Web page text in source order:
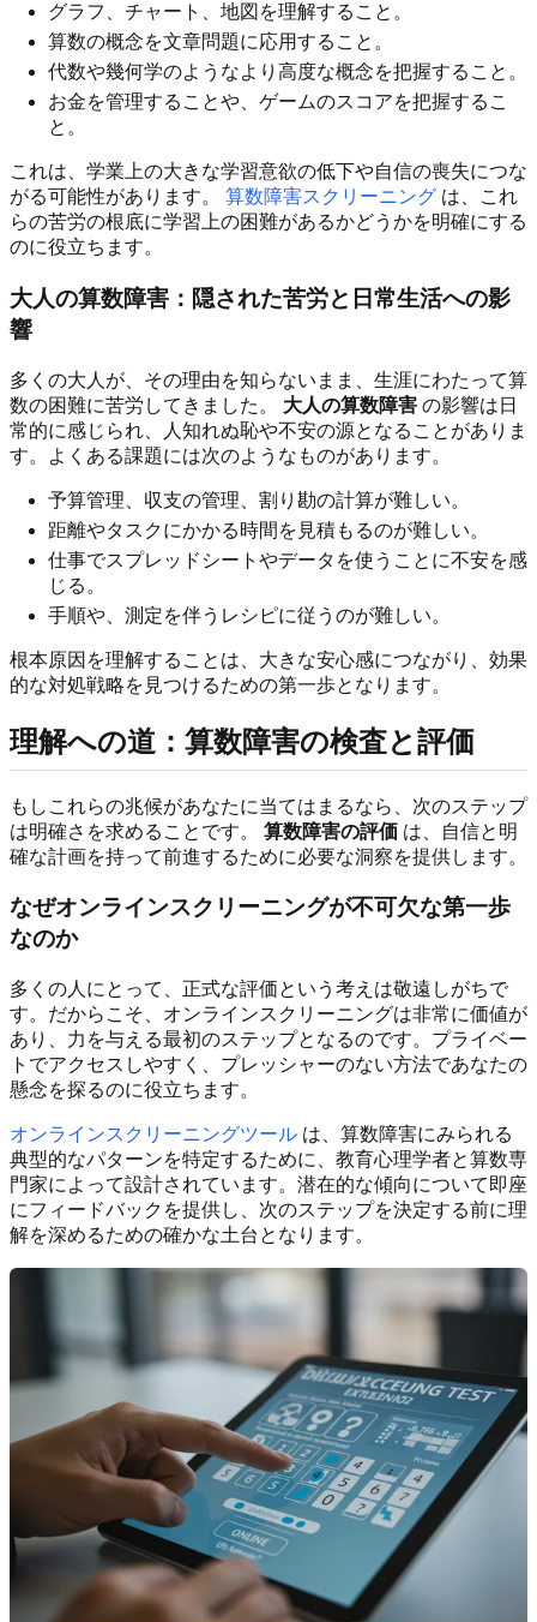
グラフ、チャート、地図を理解すること。
算数の概念を文章問題に応用すること。
代数や幾何学のようなより高度な概念を把握すること。
お金を管理することや、ゲームのスコアを把握するこ
と。
これは、学業上の大きな学習意欲の低下や自信の喪失につな
がる可能性があります。 算数障害スクリーニング は、これ
らの苦労の根底に学習上の困難があるかどうかを明確にする
のに役立ちます。
大人の算数障害：隠された苦労と日常生活への影
響
多くの大人が、その理由を知らないまま、生涯にわたって算
数の困難に苦労してきました。 大人の算数障害 の影響は日
常的に感じられ、人知れぬ恥や不安の源となることがありま
す。よくある課題には次のようなものがあります。
予算管理、収支の管理、割り勘の計算が難しい。
距離やタスクにかかる時間を見積もるのが難しい。
仕事でスプレッドシートやデータを使うことに不安を感
じる。
手順や、測定を伴うレシピに従うのが難しい。
根本原因を理解することは、大きな安心感につながり、効果
的な対処戦略を見つけるための第一歩となります。
理解への道：算数障害の検査と評価
もしこれらの兆候があなたに当てはまるなら、次のステップ
は明確さを求めることです。 算数障害の評価 は、自信と明
確な計画を持って前進するために必要な洞察を提供します。
なぜオンラインスクリーニングが不可欠な第一歩
なのか
多くの人にとって、正式な評価という考えは敬遠しがちで
す。だからこそ、オンラインスクリーニングは非常に価値が
あり、力を与える最初のステップとなるのです。プライベー
トでアクセスしやすく、プレッシャーのない方法であなたの
懸念を探るのに役立ちます。
オンラインスクリーニングツール は、算数障害にみられる
典型的なパターンを特定するために、教育心理学者と算数専
門家によって設計されています。潜在的な傾向について即座
にフィードバックを提供し、次のステップを決定する前に理
解を深めるための確かな土台となります。